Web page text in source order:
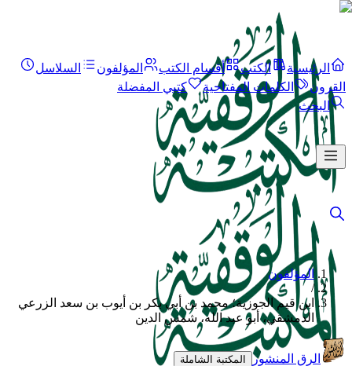
الرئيسية الكتب أقسام الكتب المؤلفون
السلاسل
القرون
الكلمات المفتاحية
كتبي المفضلة
البحث
المؤلفون
/
ابن قيم الجوزية؛ محمد بن أبي بكر بن أيوب بن سعد الزرعي
الدمشقي، أبو عبد الله، شمس الدين
الرق المنشور المكتبة الشاملة